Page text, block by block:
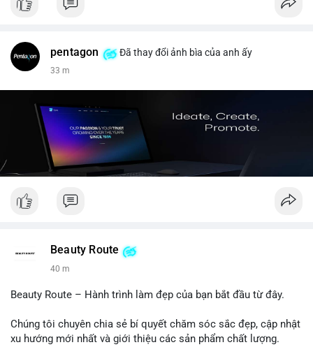
pentagon Đã thay đổi ảnh bìa của anh ấy
33 m
Beauty Route
40 m
Beauty Route – Hành trình làm đẹp của bạn bắt đầu từ đây.
Chúng tôi chuyên chia sẻ bí quyết chăm sóc sắc đẹp, cập nhật
xu hướng mới nhất và giới thiệu các sản phẩm chất lượng.